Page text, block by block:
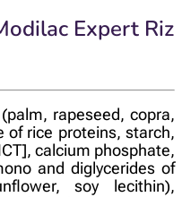
Expert Riz
rapeseed, copra,
of rice proteins, starch,
calcium phosphate,
and diglycerides of
soy lecithin),